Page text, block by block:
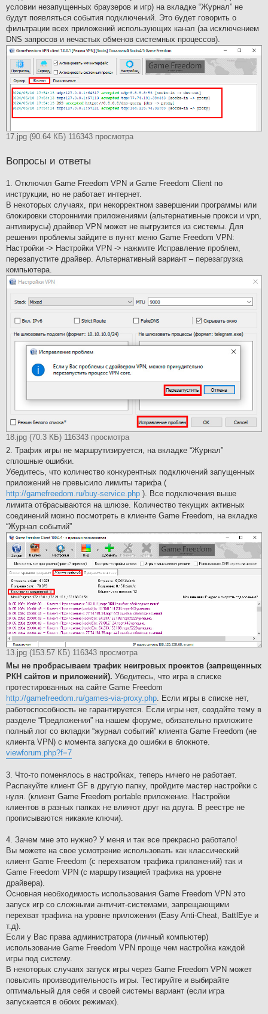
условии незапущенных браузеров и игр) на вкладке “Журнал” не
будут появляться события подключений. Это будет говорить о
фильтрации всех приложений использующих канал (за исключением
DNS запросов и нечастых обменов системных процессов).
17.jpg (90.64 КБ) 116343 просмотра
Вопросы и ответы
1. Отключил Game Freedom VPN и Game Freedom Client по
инструкции, но не работает интернет.
В некоторых случаях, при некорректном завершении программы или
блокировки сторонними приложениями (альтернативные прокси и vpn,
антивирусы) драйвер VPN может не выгрузится из системы. Для
решения проблемы зайдите в пункт меню Game Freedom VPN:
Настройки -> Настройки VPN -> нажмите Исправление проблем,
перезапустите драйвер. Альтернативный вариант – перезагрузка
компьютера.
18.jpg (70.3 КБ) 116343 просмотра
2. Трафик игры не маршрутизируется, на вкладке “Журнал”
сплошные ошибки.
Убедитесь, что количество конкурентных подключений запущенных
приложений не превысило лимиты тарифа (
http://gamefreedom.ru/buy-service.php ). Все подключения выше
лимита отбрасываются на шлюзе. Количество текущих активных
соединений можно посмотреть в клиенте Game Freedom, на вкладке
“Журнал событий”
13.jpg (153.57 КБ) 116343 просмотра
Мы не пробрасываем трафик неигровых проектов (запрещенных
РКН сайтов и приложений). Убедитесь, что игра в списке
протестированных на сайте Game Freedom
http://gamefreedom.ru/games-via-proxy.php . Если игры в списке нет,
работоспособность не гарантируется. Если игры нет, создайте тему в
разделе “Предложения” на нашем форуме, обязательно приложите
полный лог со вкладки “журнал событий” клиента Game Freedom (не
клиента VPN) c момента запуска до ошибки в блокноте.
viewforum.php?f=7
3. Что-то поменялось в настройках, теперь ничего не работает.
Распакуйте клиент GF в другую папку, пройдите мастер настройки с
нуля. (клиент Game Freedom portable приложение. Настройки
клиентов в разных папках не влияют друг на друга. В реестре не
прописываются никакие ключи).
4. Зачем мне это нужно? У меня и так все прекрасно работало!
Вы можете на свое усмотрение использовать как классический
клиент Game Freedom (с перехватом трафика приложений) так и
Game Freedom VPN (с маршрутизацией трафика на уровне
драйвера).
Основная необходимость использования Game Freedom VPN это
запуск игр со сложными античит-системами, запрещающими
перехват трафика на уровне приложения (Easy Anti-Cheat, BattlEye и
т.д).
Если у Вас права администратора (личный компьютер)
использование Game Freedom VPN проще чем настройка каждой
игры под систему.
В некоторых случаях запуск игры через Game Freedom VPN может
повысить производительность игры. Тестируйте и выбирайте
оптимальный для себя и своей системы вариант (если игра
запускается в обоих режимах).